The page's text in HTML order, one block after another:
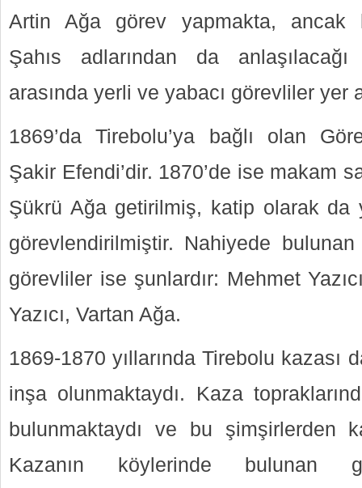
Artin Ağa görev yapmakta, ancak
Şahıs adlarından da
arasında yerli ve yabacı görevliler yer
1869’da Tirebolu’ya bağlı olan
Şakir Efendi’dir. 1870’de ise makam
Şükrü Ağa getirilmiş, katip olarak da
görevlendirilmiştir. Nahiyede bulunan
görevliler ise şunlardır: Mehmet
Yazıcı, Vartan Ağa.
1869-1870 yıllarında Tirebolu kazası
inşa olunmaktaydı. Kaza
bulunmaktaydı ve bu şimşirlerden
Kazanın köylerinde bulunan